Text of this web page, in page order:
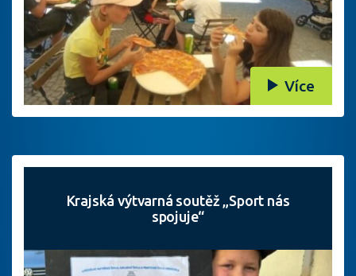
Více
Krajská výtvarná soutěž „Sport nás
spojuje“